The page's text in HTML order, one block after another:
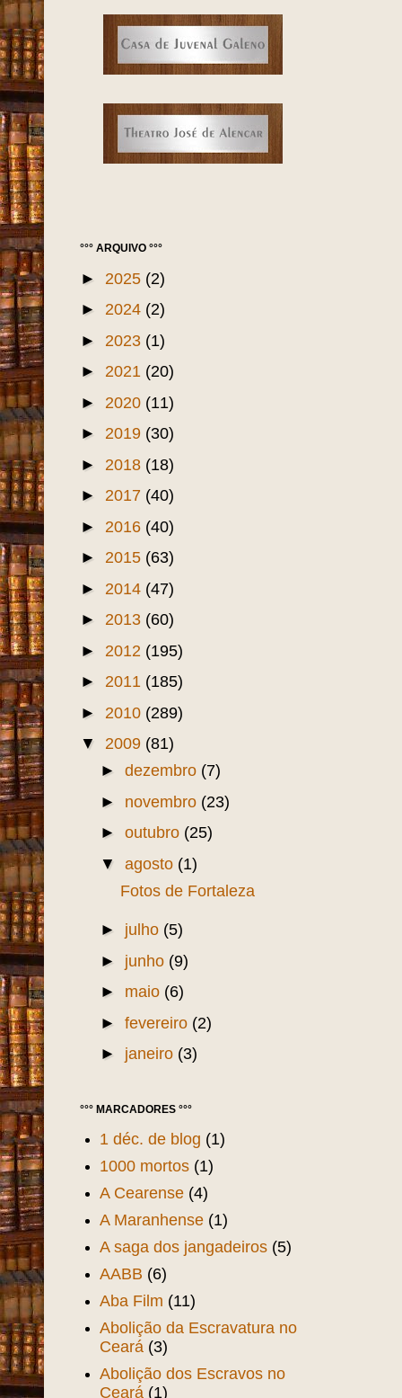
°°° ARQUIVO °°°
► 2025 (2)
► 2024 (2)
► 2023 (1)
► 2021 (20)
► 2020 (11)
► 2019 (30)
► 2018 (18)
► 2017 (40)
► 2016 (40)
► 2015 (63)
► 2014 (47)
► 2013 (60)
► 2012 (195)
► 2011 (185)
► 2010 (289)
▼ 2009 (81)
► dezembro (7)
► novembro (23)
► outubro (25)
▼ agosto (1)
Fotos de Fortaleza
► julho (5)
► junho (9)
► maio (6)
► fevereiro (2)
► janeiro (3)
°°° MARCADORES °°°
1 déc. de blog (1)
1000 mortos (1)
A Cearense (4)
A Maranhense (1)
A saga dos jangadeiros (5)
AABB (6)
Aba Film (11)
Abolição da Escravatura no
Ceará (3)
Abolição dos Escravos no
Ceará (1)